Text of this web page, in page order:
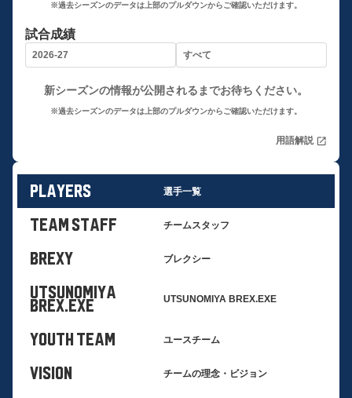
※過去シーズンのデータは上部のプルダウンからご確認いただけます。
試合成績
新シーズンの情報が公開されるまでお待ちください。
※過去シーズンのデータは上部のプルダウンからご確認いただけます。
用語解説 open_in_new
PLAYERS 選手一覧
TEAM STAFF チームスタッフ
BREXY ブレクシー
UTSUNOMIYA
BREX.EXE UTSUNOMIYA BREX.EXE
YOUTH TEAM ユースチーム
VISION チームの理念・ビジョン